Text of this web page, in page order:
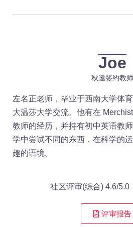
Joe
秋邀签约教师
左名正老师，毕业于西南大学体
大温莎大学交流。他有在
教师的经历，并持有初中英语教
学中尝试不同的东西，在科学的
趣的语境。
社区评审(综合) 4.6/5.0
评审报告